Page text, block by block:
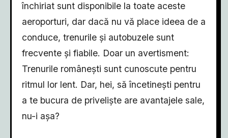
închiriat sunt disponibile la toate aceste
aeroporturi, dar dacă nu vă place ideea de a
conduce, trenurile și autobuzele sunt
frecvente și fiabile. Doar un avertisment:
Trenurile românești sunt cunoscute pentru
ritmul lor lent. Dar, hei, să încetinești pentru
a te bucura de priveliște are avantajele sale,
nu-i așa?